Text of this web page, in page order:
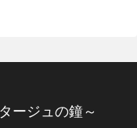
ージュの鐘～